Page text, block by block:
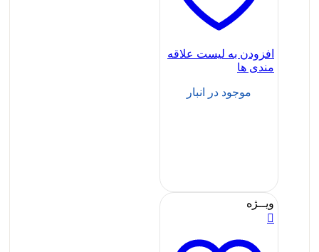
افزودن به لیست علاقه
مندی ها
موجود در انبار
ویــژه